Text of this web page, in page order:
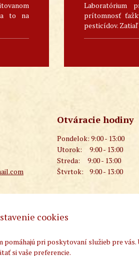
cookies
pomáhajú pri poskytovaní služieb pre vás.
si vaše preferencie.
a to na
Laboratórium
prítomnosť
pesticídov. Zatiaľ
Otváracie hodiny
Pondelok: 9:00 - 13:00
Utorok: 9:00 - 13:00
Streda: 9:00 - 13:00
Štvrtok: 9:00 - 13:00